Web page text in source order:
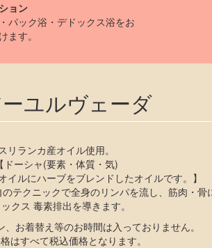
ョン
パック浴・デドックス浴をお
ます。
ユルヴェーダ
リランカ産オイル使用。
【ドーシャ(要素・体質・気)
イルにハーブをブレンドしたオイルです。】
テクニックで全身のリンパを流し、筋肉・骨
クス 毒素排出を導きます。
お着替え等のお時間は入っておりません。
はすべて税込価格となります。